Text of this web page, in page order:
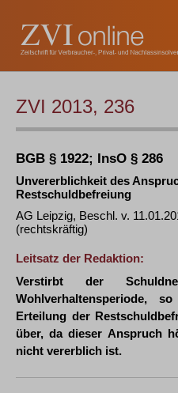
ZVI 2013, 236
BGB § 1922; InsO § 286
Unvererblichkeit des
Restschuldbefreiung
AG Leipzig, Beschl. v.
(rechtskräftig)
Leitsatz der Redaktion:
Verstirbt der
Wohlverhaltensperiode,
Erteilung der
über, da dieser Anspruch
nicht vererblich ist.